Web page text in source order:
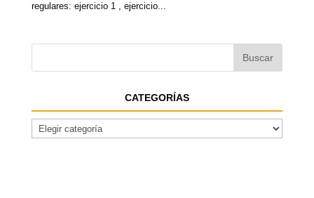
regulares: ejercicio 1 , ejercicio...
CATEGORÍAS